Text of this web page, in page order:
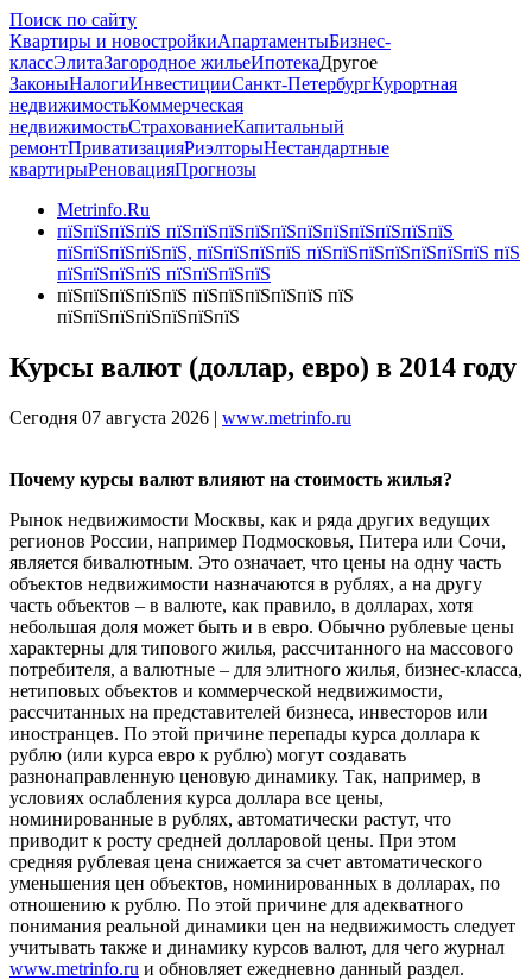
Поиск по сайту
Квартиры и новостройкиАпартаментыБизнес-
классЭлитаЗагородное жильеИпотекаДругое
ЗаконыНалогиИнвестицииСанкт-ПетербургКурортная
недвижимостьКоммерческая
недвижимостьСтрахованиеКапитальный
ремонтПриватизацияРиэлторыНестандартные
квартирыРеновацияПрогнозы
Metrinfo.Ru
пїЅпїЅпїЅпїЅ пїЅпїЅпїЅпїЅпїЅпїЅпїЅпїЅпїЅпїЅпїЅ
пїЅпїЅпїЅпїЅпїЅ, пїЅпїЅпїЅпїЅ пїЅпїЅпїЅпїЅпїЅпїЅпїЅ пїЅ
пїЅпїЅпїЅпїЅ пїЅпїЅпїЅпїЅ
пїЅпїЅпїЅпїЅпїЅ пїЅпїЅпїЅпїЅпїЅ пїЅ
пїЅпїЅпїЅпїЅпїЅпїЅпїЅ
Курсы валют (доллар, евро) в 2014 году
Сегодня 07 августа 2026 | www.metrinfo.ru
Почему курсы валют влияют на стоимость жилья?
Рынок недвижимости Москвы, как и ряда других ведущих
регионов России, например Подмосковья, Питера или Сочи,
является бивалютным. Это означает, что цены на одну часть
объектов недвижимости назначаются в рублях, а на другу
часть объектов – в валюте, как правило, в долларах, хотя
небольшая доля может быть и в евро. Обычно рублевые цены
характерны для типового жилья, рассчитанного на массового
потребителя, а валютные – для элитного жилья, бизнес-класса,
нетиповых объектов и коммерческой недвижимости,
рассчитанных на представителей бизнеса, инвесторов или
иностранцев. По этой причине перепады курса доллара к
рублю (или курса евро к рублю) могут создавать
разнонаправленную ценовую динамику. Так, например, в
условиях ослабления курса доллара все цены,
номинированные в рублях, автоматически растут, что
приводит к росту средней долларовой цены. При этом
средняя рублевая цена снижается за счет автоматического
уменьшения цен объектов, номинированных в долларах, по
отношению к рублю. По этой причине для адекватного
понимания реальной динамики цен на недвижимость следует
учитывать также и динамику курсов валют, для чего журнал
www.metrinfo.ru и обновляет ежедневно данный раздел.